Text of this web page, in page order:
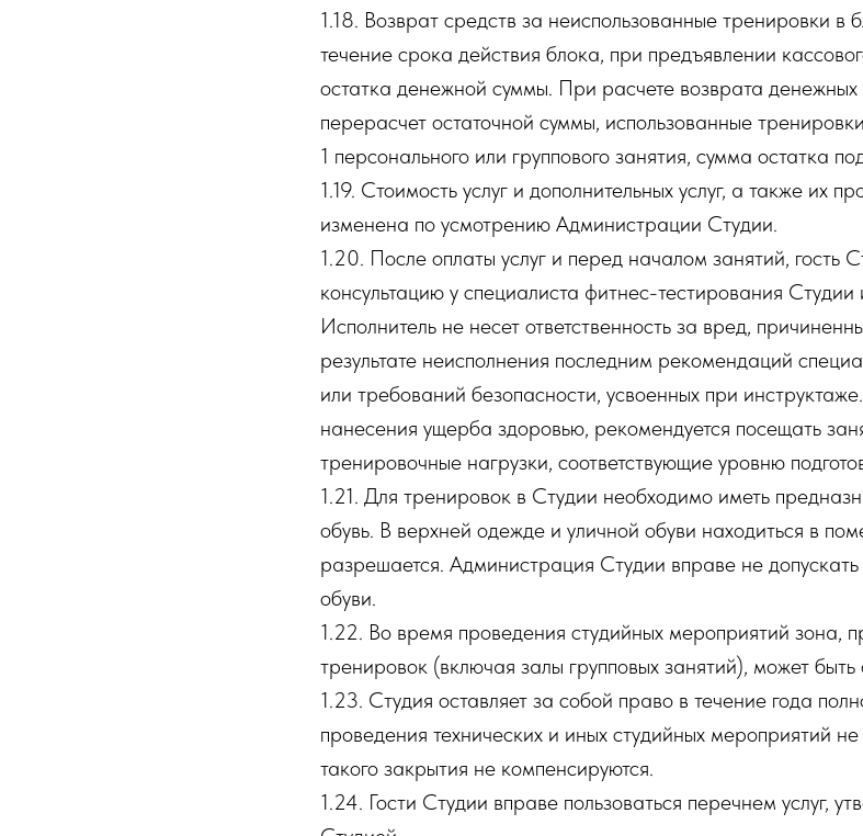
1.18. Возврат средств за неиспользованные тренировки в
течение срока действия блока, при предъявлении
остатка денежной суммы. При расчете возврата денежных
перерасчет остаточной суммы, использованные
1 персонального или группового занятия, сумма остатка
1.19. Стоимость услуг и дополнительных услуг, а также их
изменена по усмотрению Администрации Студии.
1.20. После оплаты услуг и перед началом занятий, гость
консультацию у специалиста фитнес-тестирования
Исполнитель не несет ответственность за вред,
результате неисполнения последним рекомендаций
или требований безопасности, усвоенных при
нанесения ущерба здоровью, рекомендуется посещать
тренировочные нагрузки, соответствующие уровню
1.21. Для тренировок в Студии необходимо иметь
обувь. В верхней одежде и уличной обуви находиться в
разрешается. Администрация Студии вправе не
обуви.
1.22. Во время проведения студийных мероприятий зона,
тренировок (включая залы групповых занятий), может
1.23. Студия оставляет за собой право в течение года
проведения технических и иных студийных мероприятий
такого закрытия не компенсируются.
1.24. Гости Студии вправе пользоваться перечнем услуг,